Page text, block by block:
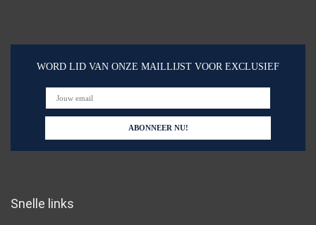
WORD LID VAN ONZE MAILLIJST VOOR EXCLUSIEF
Snelle links